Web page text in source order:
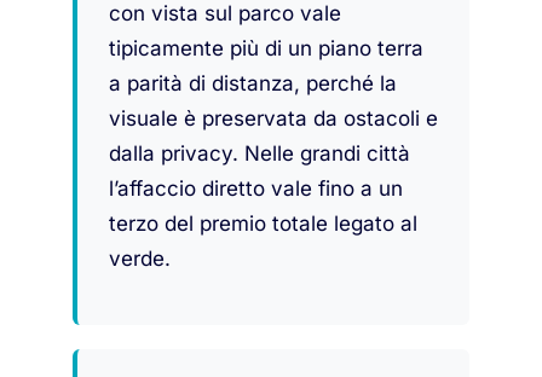
con vista sul parco vale
tipicamente più di un piano terra
a parità di distanza, perché la
visuale è preservata da ostacoli e
dalla privacy. Nelle grandi città
l’affaccio diretto vale fino a un
terzo del premio totale legato al
verde.